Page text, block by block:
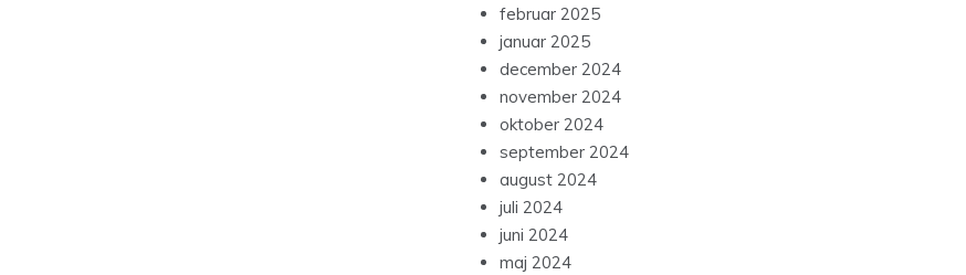
februar 2025
januar 2025
december 2024
november 2024
oktober 2024
september 2024
august 2024
juli 2024
juni 2024
maj 2024